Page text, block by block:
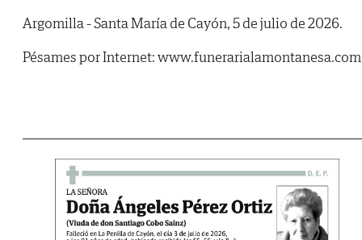
Argomilla - Santa María de Cayón, 5 de julio de 2026.
Pésames por Internet: www.funerarialamontanesa.com